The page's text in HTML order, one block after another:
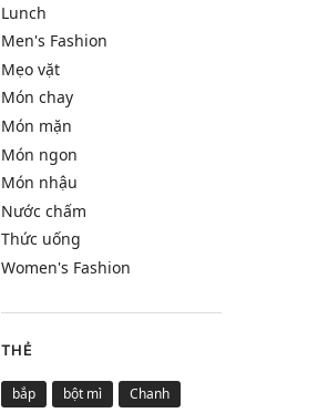
Lunch
Men's Fashion
Mẹo vặt
Món chay
Món mặn
Món ngon
Món nhậu
Nước chấm
Thức uống
Women's Fashion
THẺ
bắp bột mì
Chanh